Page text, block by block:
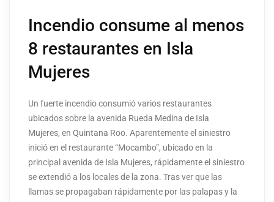
Incendio consume al menos
8 restaurantes en Isla
Mujeres
Un fuerte incendio consumió varios restaurantes
ubicados sobre la avenida Rueda Medina de Isla
Mujeres, en Quintana Roo. Aparentemente el siniestro
inició en el restaurante “Mocambo”, ubicado en la
principal avenida de Isla Mujeres, rápidamente el siniestro
se extendió a los locales de la zona. Tras ver que las
llamas se propagaban rápidamente por las palapas y la